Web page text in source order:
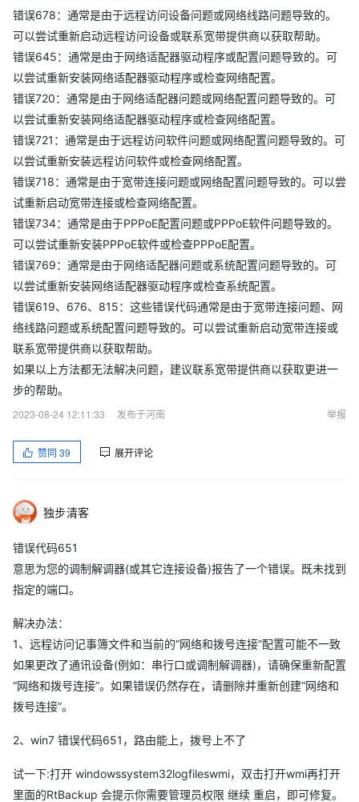
错误678：通常是由于远程访问设备问题或网络线路问题导致的。
可以尝试重新启动远程访问设备或联系宽带提供商以获取帮助。
错误645：通常是由于网络适配器驱动程序或配置问题导致的。可
以尝试重新安装网络适配器驱动程序或检查网络配置。
错误720：通常是由于网络适配器问题或网络配置问题导致的。可
以尝试重新安装网络适配器驱动程序或检查网络配置。
错误721：通常是由于远程访问软件问题或网络配置问题导致的。可
以尝试重新安装远程访问软件或检查网络配置。
错误718：通常是由于宽带连接问题或网络配置问题导致的。可以尝
试重新启动宽带连接或检查网络配置。
错误734：通常是由于PPPoE配置问题或PPPoE软件问题导致的。
可以尝试重新安装PPPoE软件或检查PPPoE配置。
错误769：通常是由于网络适配器问题或系统配置问题导致的。可
以尝试重新安装网络适配器驱动程序或检查系统配置。
错误619、676、815：这些错误代码通常是由于宽带连接问题、网
络线路问题或系统配置问题导致的。可以尝试重新启动宽带连接或
联系宽带提供商以获取帮助。
如果以上方法都无法解决问题，建议联系宽带提供商以获取更进一
步的帮助。
2023-08-24 12:11:33
发布于河南 举报
赞同 39 展开评论
独步清客
错误代码651
意思为您的调制解调器(或其它连接设备)报告了一个错误。既未找到
指定的端口。
解决办法：
1、远程访问记事簿文件和当前的“网络和拨号连接”配置可能不一致
如果更改了通讯设备(例如：串行口或调制解调器)，请确保重新配置
“网络和拨号连接”。如果错误仍然存在，请删除并重新创建“网络和
拨号连接”。
2、win7 错误代码651，路由能上，拨号上不了
试一下:打开 windowssystem32logfileswmi，双击打开wmi再打开
里面的RtBackup 会提示你需要管理员权限 继续 重启，即可修复。